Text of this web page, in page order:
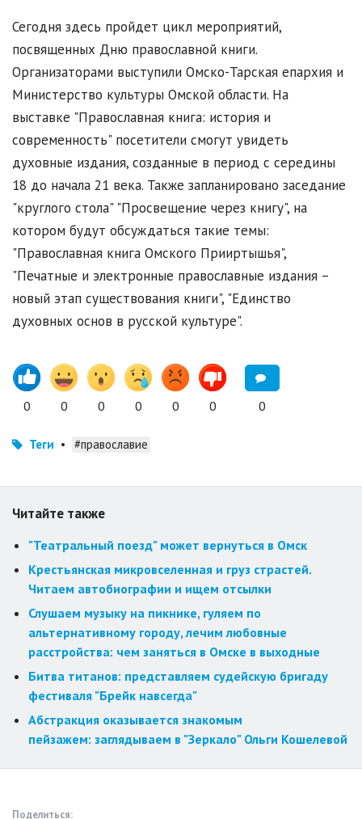
Сегодня здесь пройдет цикл мероприятий,
посвященных Дню православной книги.
Организаторами выступили Омско-Тарская епархия и
Министерство культуры Омской области. На
выставке "Православная книга: история и
современность" посетители смогут увидеть
духовные издания, созданные в период с середины
18 до начала 21 века. Также запланировано заседание
"круглого стола" "Просвещение через книгу", на
котором будут обсуждаться такие темы:
"Православная книга Омского Прииртышья",
"Печатные и электронные православные издания –
новый этап существования книги", "Единство
духовных основ в русской культуре".
0 0 0 0 0 0 0
Теги • #православие
Читайте также
"Театральный поезд" может вернуться в Омск
Крестьянская микровселенная и груз страстей.
Читаем автобиографии и ищем отсылки
Слушаем музыку на пикнике, гуляем по
альтернативному городу, лечим любовные
расстройства: чем заняться в Омске в выходные
Битва титанов: представляем судейскую бригаду
фестиваля "Брейк навсегда"
Абстракция оказывается знакомым
пейзажем: заглядываем в "Зеркало" Ольги Кошелевой
Поделиться: